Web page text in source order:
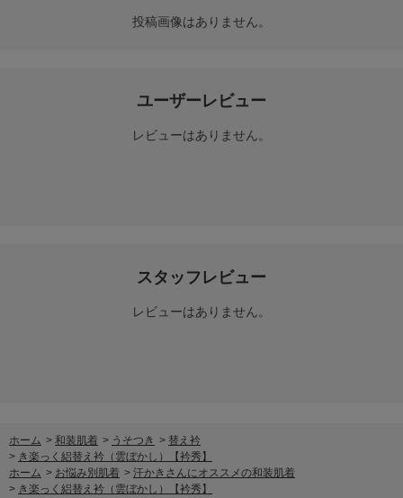
投稿画像はありません。
ユーザーレビュー
レビューはありません。
スタッフレビュー
レビューはありません。
ホーム > 和装肌着 > うそつき > 替え衿
> き楽っく絽替え衿（雲ぼかし）【衿秀】
ホーム > お悩み別肌着 > 汗かきさんにオススメの和装肌着
> き楽っく絽替え衿（雲ぼかし）【衿秀】